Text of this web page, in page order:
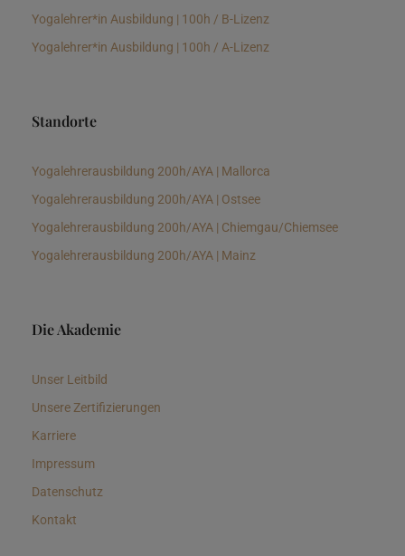
Yogalehrer*in Ausbildung | 100h / B-Lizenz
Yogalehrer*in Ausbildung | 100h / A-Lizenz
Standorte
Yogalehrerausbildung 200h/AYA | Mallorca
Yogalehrerausbildung 200h/AYA | Ostsee
Yogalehrerausbildung 200h/AYA | Chiemgau/Chiemsee
Yogalehrerausbildung 200h/AYA | Mainz
Die Akademie
Unser Leitbild
Unsere Zertifizierungen
Karriere
Impressum
Datenschutz
Kontakt